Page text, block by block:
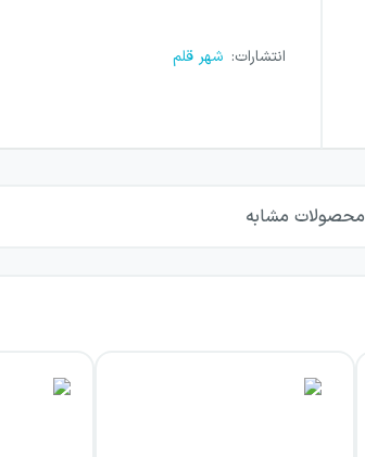
انتشارات: شهر قلم
محصولات مشابه